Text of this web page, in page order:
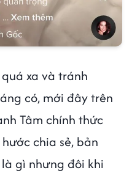
xa và tránh
có, mới đây trên
Tâm chính thức
chia sẻ, bản
gì nhưng đôi khi